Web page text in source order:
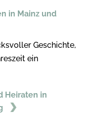
in Mainz und
Geschichte,
ein
Heiraten in